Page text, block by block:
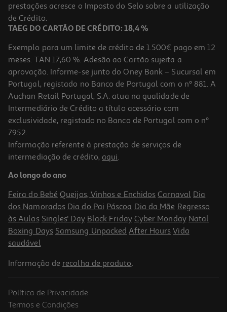
11,51 €
Máscara Novex Estilo Afrohair 1kg
11.51 €/Kg
11,51 €
prestações acresce o Imposto do Selo sobre a utilização
de Crédito.
TAEG DO CARTÃO DE CRÉDITO: 18,4 %
Exemplo para um limite de crédito de 1.500€ pago em 12
meses. TAN 17,60 %. Adesão ao Cartão sujeita a
aprovação. Informe-se junto do Oney Bank – Sucursal em
Portugal, registado no Banco de Portugal com o nº 881. A
Auchan Retail Portugal, S.A. atua na qualidade de
Intermediário de Crédito a título acessório com
exclusividade, registado no Banco de Portugal com o nº
7952.
Informação referente à prestação de serviços de
intermediação de crédito, aqui.
Ao longo do ano
Feira do Bebé Queijos, Vinhos e Enchidos Carnaval Dia
dos Namorados Dia do Pai Páscoa Dia da Mãe Regresso
às Aulas Singles' Day Black Friday Cyber Monday Natal
Boxing Days Samsung Unpacked After Hours Vida
saudável
Informação de recolha de produto.
Política de Privacidade
Termos e Condições